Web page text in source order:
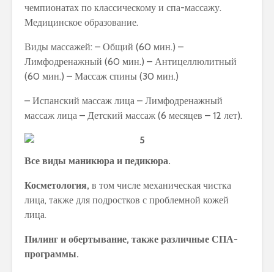
чемпионатах по классическому и спа-массажу.
Медицинское образование.
Виды массажей: – Общий (60 мин.) –
Лимфодренажный (60 мин.) – Антицеллюлитный
(60 мин.) – Массаж спины (30 мин.)
– Испанский массаж лица – Лимфодренажный
массаж лица – Детский массаж (6 месяцев – 12 лет).
Все виды маникюра и педикюра.
Косметология, в том числе механическая чистка
лица, также для подростков с проблемной кожей
лица.
Пилинг и обертывание, также различные СПА-
программы.